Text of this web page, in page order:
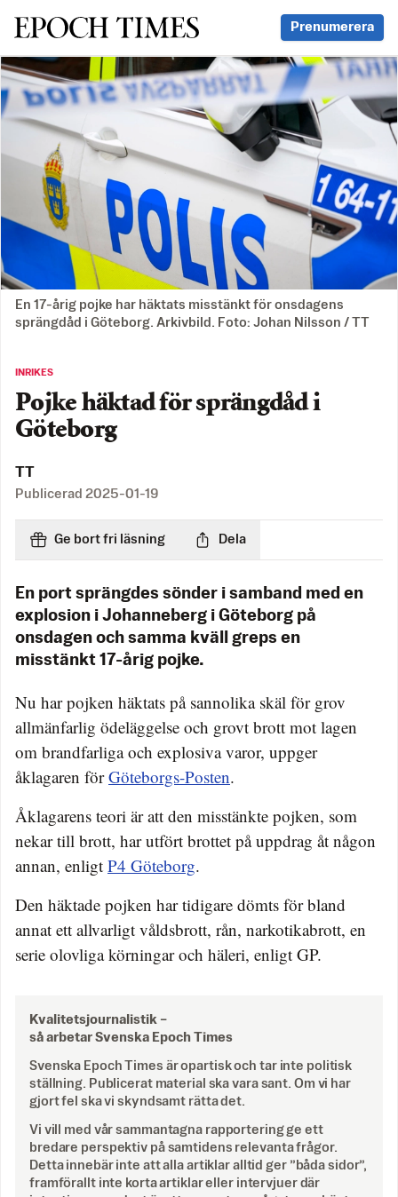
Svenska Epoch Times Prenumerera
En 17-årig pojke har häktats misstänkt för onsdagens
sprängdåd i Göteborg. Arkivbild. Foto: Johan Nilsson / TT
INRIKES
Pojke häktad för sprängdåd i
Göteborg
TT
Publicerad 2025-01-19
Ge bort fri läsning Dela
En port sprängdes sönder i samband med en
explosion i Johanneberg i Göteborg på
onsdagen och samma kväll greps en
misstänkt 17-årig pojke.
Nu har pojken häktats på sannolika skäl för grov
allmänfarlig ödeläggelse och grovt brott mot lagen
om brandfarliga och explosiva varor, uppger
åklagaren förGöteborgs-Posten.
Åklagarens teori är att den misstänkte pojken, som
nekar till brott, har utfört brottet på uppdrag åt någon
annan, enligt P4 Göteborg.
Den häktade pojken har tidigare dömts för bland
annat ett allvarligt våldsbrott, rån, narkotikabrott, en
serie olovliga körningar och häleri, enligt GP.
Kvalitetsjournalistik –
så arbetar Svenska Epoch Times
Svenska Epoch Times är opartisk och tar inte politisk
ställning. Publicerat material ska vara sant. Om vi har
gjort fel ska vi skyndsamt rätta det.
Vi vill med vår sammantagna rapportering ge ett
bredare perspektiv på samtidens relevanta frågor.
Detta innebär inte att alla artiklar alltid ger ”båda sidor”,
framförallt inte korta artiklar eller intervjuer där